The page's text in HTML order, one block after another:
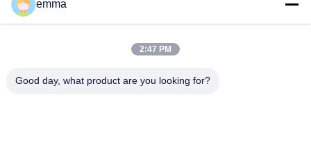
von nahtlosen Stahlrohren und...
Schnelle Verbindungen
Produkte
Über Uns
Fabrik Tour
emma
2:47 PM
Good day, what product are you looking for?